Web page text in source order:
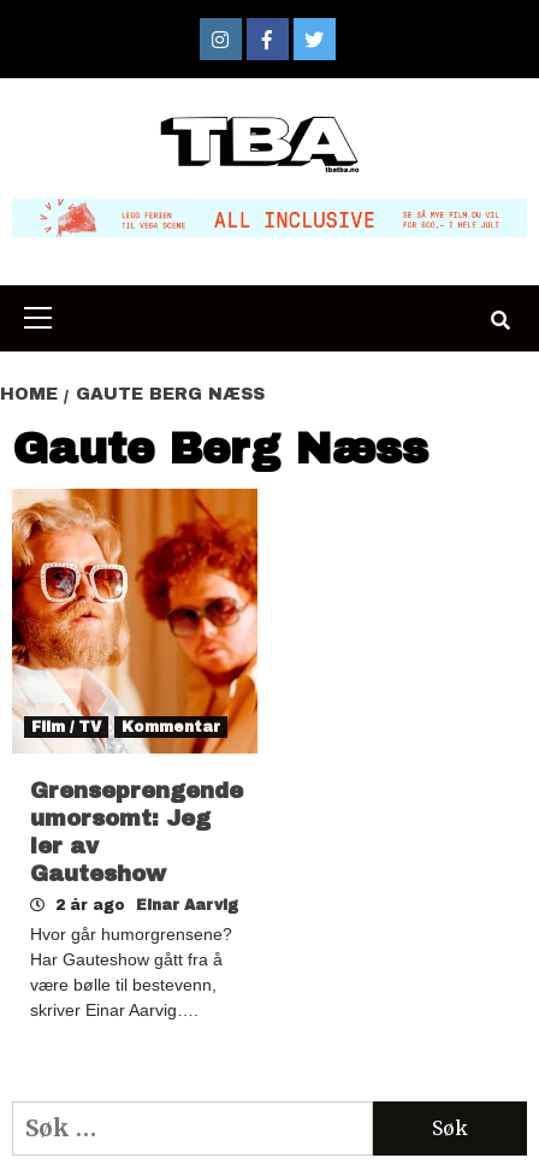
content
InstagramFacebook
Twitter
Primary
Menu
HOME GAUTE BERG NÆSS
Gaute Berg Næss
Film / TV Kommentar
Grenseprengende
umorsomt: Jeg
ler av
Gauteshow
2 år ago Einar Aarvig
Hvor går humorgrensene?
Har Gauteshow gått fra å
være bølle til bestevenn,
skriver Einar Aarvig….
Søk
etter: